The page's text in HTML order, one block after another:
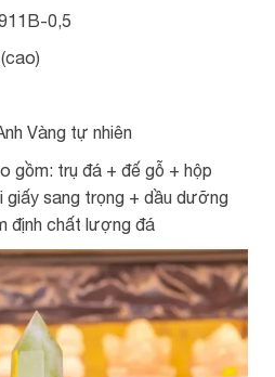
0,5
Vàng tự nhiên
gồm: trụ đá + đế gỗ + hộp
giấy sang trọng + dầu dưỡng
định chất lượng đá